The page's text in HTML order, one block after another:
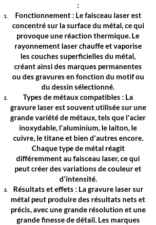
:
Fonctionnement : Le faisceau laser est
concentré sur la surface du métal, ce qui
provoque une réaction thermique. Le
rayonnement laser chauffe et vaporise
les couches superficielles du métal,
créant ainsi des marques permanentes
ou des gravures en fonction du motif ou
du dessin sélectionné.
Types de métaux compatibles : La
gravure laser est souvent utilisée sur une
grande variété de métaux, tels que l'acier
inoxydable, l'aluminium, le laiton, le
cuivre, le titane et bien d'autres encore.
Chaque type de métal réagit
différemment au faisceau laser, ce qui
peut créer des variations de couleur et
d'intensité.
Résultats et effets : La gravure laser sur
métal peut produire des résultats nets et
précis, avec une grande résolution et une
grande finesse de détail. Les marques